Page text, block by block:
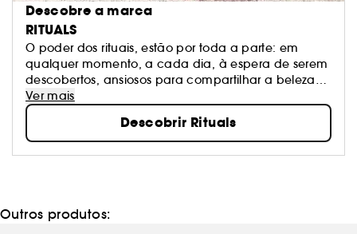
Descobre a marca
RITUALS
O poder dos rituais, estão por toda a parte: em
qualquer momento, a cada dia, à espera de serem
descobertos, ansiosos para compartilhar a beleza
que possuem. São os momentos aparentemente
sem significado que todos tendemos a ignorar. A
Rituals mostra-lhe estes momentos e lembra-o de os
viver com alegria. Conhece todas as coleções,
assim como os exclusivos Sephora.
Ver mais
Descobrir Rituals
Outros produtos: